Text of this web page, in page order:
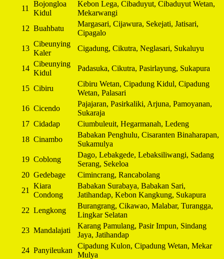
11
Bojongloa
Kidul
Kebon Lega, Cibaduyut, Cibaduyut Wetan,
Mekarwangi
12 Buahbatu
Margasari, Cijawura, Sekejati, Jatisari,
Cipagalo
13
Cibeunying
Kaler
Cigadung, Cikutra, Neglasari, Sukaluyu
14
Cibeunying
Kidul
Padasuka, Cikutra, Pasirlayung, Sukapura
15 Cibiru
Cibiru Wetan, Cipadung Kidul, Cipadung
Wetan, Palasari
16 Cicendo
Pajajaran, Pasirkaliki, Arjuna, Pamoyanan,
Sukaraja
17 Cidadap
Ciumbuleuit, Hegarmanah, Ledeng
18 Cinambo
Babakan Penghulu, Cisaranten Binaharapan,
Sukamulya
19 Coblong
Dago, Lebakgede, Lebaksiliwangi, Sadang
Serang, Sekeloa
20 Gedebage
Cimincrang, Rancabolang
21
Kiara
Condong
Babakan Surabaya, Babakan Sari,
Jatihandap, Kebon Kangkung, Sukapura
22 Lengkong
Burangrang, Cikawao, Malabar, Turangga,
Lingkar Selatan
23 Mandalajati
Karang Pamulang, Pasir Impun, Sindang
Jaya, Jatihandap
24 Panyileukan
Cipadung Kulon, Cipadung Wetan, Mekar
Mulya